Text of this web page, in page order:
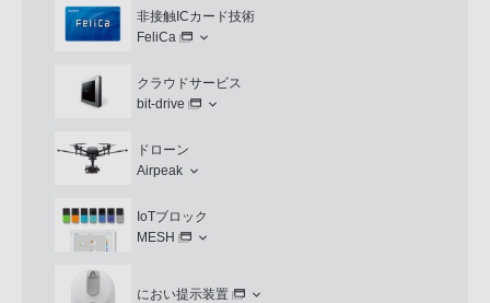
非接触ICカード技術
FeliCa
クラウドサービス
bit-drive
ドローン
Airpeak
IoTブロック
MESH
におい提示装置